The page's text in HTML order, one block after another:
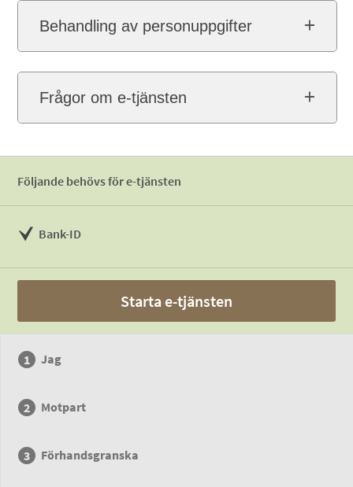
Behandling av personuppgifter
Frågor om e-tjänsten
Följande behövs för e-tjänsten
Bank-ID
Starta e-tjänsten
Jag
Motpart
Förhandsgranska